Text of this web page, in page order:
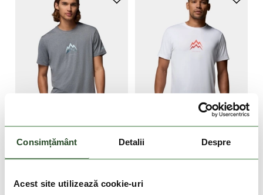
Consimțământ Detalii Despre
Acest site utilizează cookie-uri
-30%
Graphic Tee
249 Lei 174 Lei
-30%